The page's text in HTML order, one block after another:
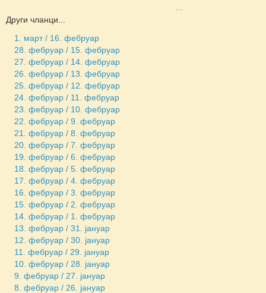
Други чланци...
1. март / 16. фебруар
28. фебруар / 15. фебруар
27. фебруар / 14. фебруар
26. фебруар / 13. фебруар
25. фебруар / 12. фебруар
24. фебруар / 11. фебруар
23. фебруар / 10. фебруар
22. фебруар / 9. фебруар
21. фебруар / 8. фебруар
20. фебруар / 7. фебруар
19. фебруар / 6. фебруар
18. фебруар / 5. фебруар
17. фебруар / 4. фебруар
16. фебруар / 3. фебруар
15. фебруар / 2. фебруар
14. фебруар / 1. фебруар
13. фебруар / 31. јануар
12. фебруар / 30. јануар
11. фебруар / 29. јануар
10. фебруар / 28. јануар
9. фебруар / 27. јануар
8. фебруар / 26. јануар